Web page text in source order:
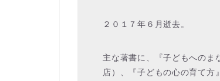
２０１７年６月逝去。
主な著書に、『子どもへのま
店）、『子どもの心の育て方